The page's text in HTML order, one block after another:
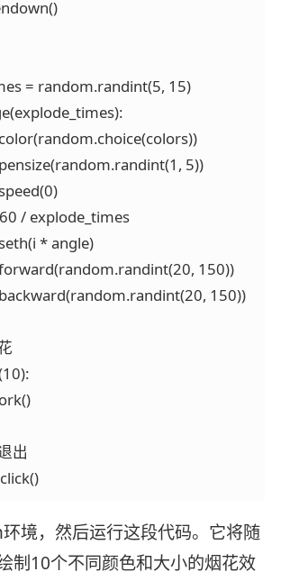
= random.randint(5, 15)
5))
360 / explode_times
* angle)
150))
150))
出
境，然后运行这段代码。它将随
制10个不同颜色和大小的烟花效